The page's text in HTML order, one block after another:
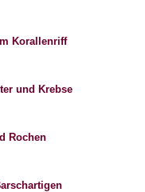
Korallenriff
und Krebse
Rochen